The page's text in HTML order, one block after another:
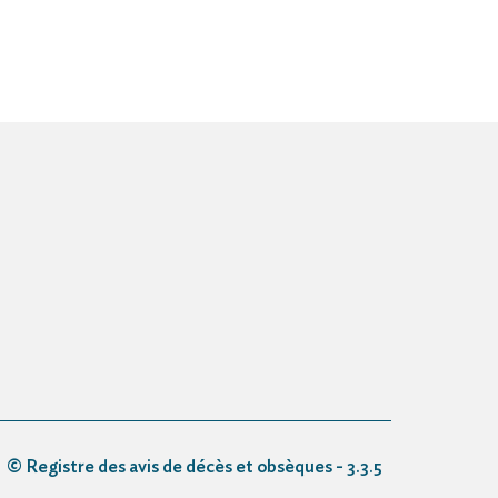
© Registre des avis de décès et obsèques - 3.3.5